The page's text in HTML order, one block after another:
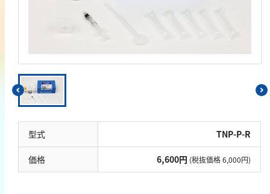
型式 TNP-P-R
価格 6,600円 (税抜価格 6,000円)
銅
鉛
ニッケル
マンガン
モリブデン
金属総量